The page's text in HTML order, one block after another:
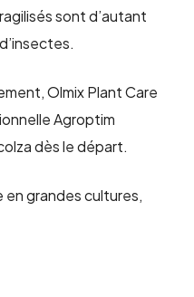
sont d’autant
Olmix Plant Care
Agroptim
dès le départ.
en grandes cultures,